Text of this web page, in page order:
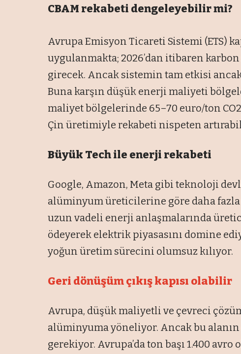
CBAM rekabeti dengeleyebilir mi?
Avrupa Emisyon Ticareti Sistemi (ETS)
uygulanmakta; 2026’dan itibaren karbon
girecek. Ancak sistemin tam etkisi
Buna karşın düşük enerji maliyeti
maliyet bölgelerinde 65–70 euro/ton
Çin üretimiyle rekabeti nispeten
Büyük Tech ile enerji rekabeti
Google, Amazon, Meta gibi teknoloji
alüminyum üreticilerine göre daha
uzun vadeli enerji anlaşmalarında
ödeyerek elektrik piyasasını domine
yoğun üretim sürecini olumsuz kılıyor.
Geri dönüşüm çıkış kapısı olabilir
Avrupa, düşük maliyetli ve çevreci
alüminyuma yöneliyor. Ancak bu alanın
gerekiyor. Avrupa’da ton başı 1.400